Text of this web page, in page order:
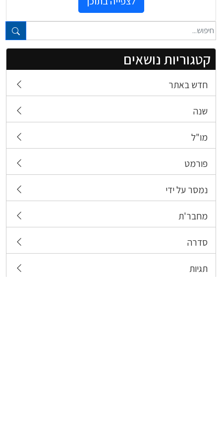
טקסט חופשי...
קטגוריות נושאים
חדש באתר
שנה
מו"ל
פורמט
נמסר על ידי
מחבר'ת
סדרה
תגיות